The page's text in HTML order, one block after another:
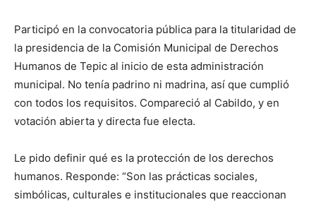
Participó en la convocatoria pública para la titularidad de
la presidencia de la Comisión Municipal de Derechos
Humanos de Tepic al inicio de esta administración
municipal. No tenía padrino ni madrina, así que cumplió
con todos los requisitos. Compareció al Cabildo, y en
votación abierta y directa fue electa.
Le pido definir qué es la protección de los derechos
humanos. Responde: “Son las prácticas sociales,
simbólicas, culturales e institucionales que reaccionan